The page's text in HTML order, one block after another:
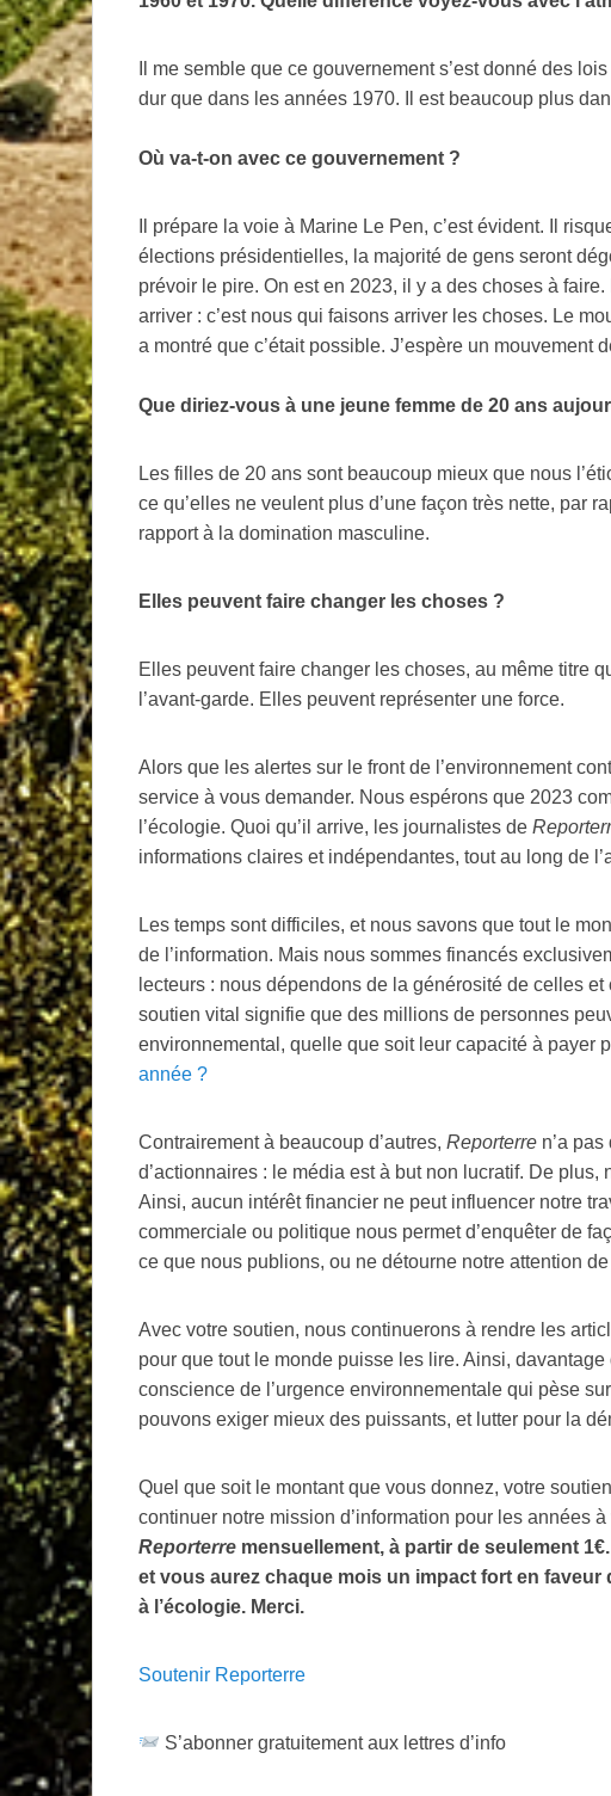
Il me semble que ce gouvernement s’est donné des
dur que dans les années 1970. Il est beaucoup plus
Où va-t-on avec ce gouvernement ?
Il prépare la voie à Marine Le Pen, c’est évident. Il
élections présidentielles, la majorité de gens seront
prévoir le pire. On est en 2023, il y a des choses à
arriver : c’est nous qui faisons arriver les choses. Le
a montré que c’était possible. J’espère un mouvement
Que diriez-vous à une jeune femme de 20 ans
Les filles de 20 ans sont beaucoup mieux que nous
ce qu’elles ne veulent plus d’une façon très nette, par
rapport à la domination masculine.
Elles peuvent faire changer les choses ?
Elles peuvent faire changer les choses, au même titre
l’avant-garde. Elles peuvent représenter une force.
Alors que les alertes sur le front de l’environnement
service à vous demander. Nous espérons que 2023
l’écologie. Quoi qu’il arrive, les journalistes de
informations claires et indépendantes, tout au long de
Les temps sont difficiles, et nous savons que tout le
de l’information. Mais nous sommes financés
lecteurs : nous dépendons de la générosité de celles
soutien vital signifie que des millions de personnes
environnemental, quelle que soit leur capacité à payer
année ?
Contrairement à beaucoup d’autres, Reporterre n’a
d’actionnaires : le média est à but non lucratif. De
Ainsi, aucun intérêt financier ne peut influencer notre
commerciale ou politique nous permet d’enquêter de
ce que nous publions, ou ne détourne notre attention
Avec votre soutien, nous continuerons à rendre les
pour que tout le monde puisse les lire. Ainsi,
conscience de l’urgence environnementale qui pèse
pouvons exiger mieux des puissants, et lutter pour la
Quel que soit le montant que vous donnez, votre
continuer notre mission d’information pour les années à
Reporterre mensuellement, à partir de seulement
et vous aurez chaque mois un impact fort en faveur
à l’écologie. Merci.
Soutenir Reporterre
S’abonner gratuitement aux lettres d’info